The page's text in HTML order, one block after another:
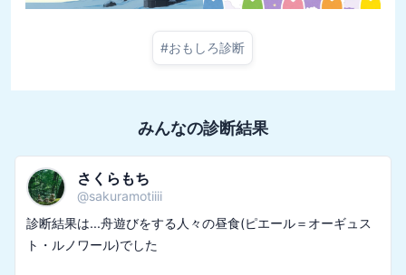
#おもしろ診断
みんなの診断結果
さくらもち
@sakuramotiiii
診断結果は...舟遊びをする人々の昼食(ピエール＝オーギュス
ト・ルノワール)でした